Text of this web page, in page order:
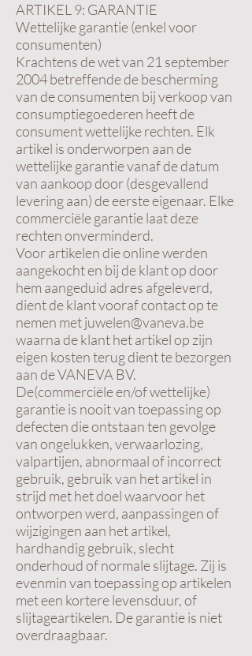
ARTIKEL 9: GARANTIE
Wettelijke garantie (enkel voor
consumenten)
Krachtens de wet van 21 september
2004 betreffende de bescherming
van de consumenten bij verkoop van
consumptiegoederen heeft de
consument wettelijke rechten. Elk
artikel is onderworpen aan de
wettelijke garantie vanaf de datum
van aankoop door (desgevallend
levering aan) de eerste eigenaar. Elke
commerciële garantie laat deze
rechten onverminderd.
Voor artikelen die online werden
aangekocht en bij de klant op door
hem aangeduid adres afgeleverd,
dient de klant vooraf contact op te
nemen metjuwelen@vaneva.be
waarna de klant het artikel op zijn
eigen kosten terug dient te bezorgen
aan de VANEVA BV.
De(commerciële en/of wettelijke)
garantie is nooit van toepassing op
defecten die ontstaan ten gevolge
van ongelukken, verwaarlozing,
valpartijen, abnormaal of incorrect
gebruik, gebruik van het artikel in
strijd met het doel waarvoor het
ontworpen werd, aanpassingen of
wijzigingen aan het artikel,
hardhandig gebruik, slecht
onderhoud of normale slijtage. Zij is
evenmin van toepassing op artikelen
met een kortere levensduur, of
slijtageartikelen. De garantie is niet
overdraagbaar.